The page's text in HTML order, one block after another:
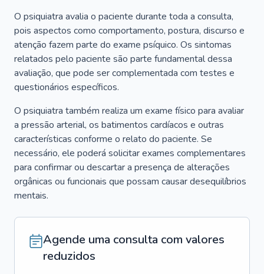
O psiquiatra avalia o paciente durante toda a consulta,
pois aspectos como comportamento, postura, discurso e
atenção fazem parte do exame psíquico. Os sintomas
relatados pelo paciente são parte fundamental dessa
avaliação, que pode ser complementada com testes e
questionários específicos.
O psiquiatra também realiza um exame físico para avaliar
a pressão arterial, os batimentos cardíacos e outras
características conforme o relato do paciente. Se
necessário, ele poderá solicitar exames complementares
para confirmar ou descartar a presença de alterações
orgânicas ou funcionais que possam causar desequilíbrios
mentais.
Agende uma consulta com valores
reduzidos